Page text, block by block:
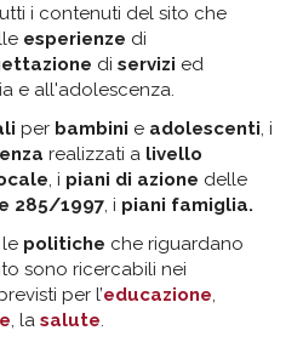
i contenuti del sito che
esperienze di
di servizi ed
e all'adolescenza.
per bambini e adolescenti, i
realizzati a livello
, i piani di azione delle
285/1997, i piani famiglia.
le politiche che riguardano
sono ricercabili nei
per l’educazione,
, la salute.